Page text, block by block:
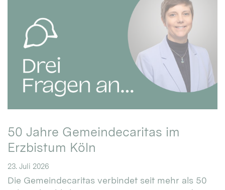
50 Jahre Gemeindecaritas im
Erzbistum Köln
23. Juli 2026
Die Gemeindecaritas verbindet seit mehr als 50